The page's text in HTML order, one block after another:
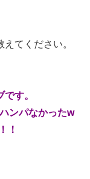
てください。
す。
ンパなかったw
！